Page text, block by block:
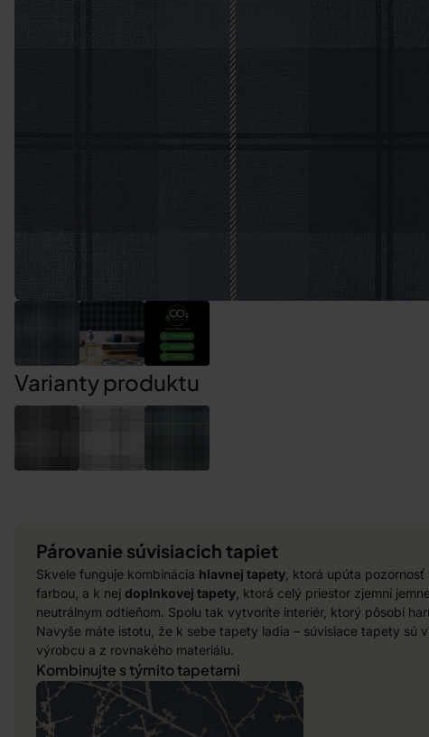
Varianty produktu
Párovanie súvisiacich tapiet
Skvele funguje kombinácia hlavnej tapety , ktorá upúta
farbou, a k nej doplnkovej tapety , ktorá celý priestor zjemní
neutrálnym odtieňom. Spolu tak vytvoríte interiér, ktorý pôsobí
Navyše máte istotu, že k sebe tapety ladia – súvisiace tapety sú
výrobcu a z rovnakého materiálu.
Kombinujte s týmito tapetami